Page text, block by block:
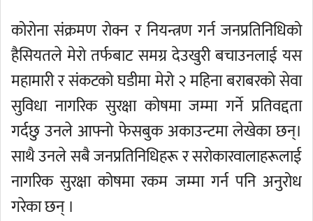
कोरोना संक्रमण रोक्न र नियन्त्रण गर्न जनप्रतिनिधिको
हैसियतले मेरो तर्फबाट समग्र देउखुरी बचाउनलाई यस
महामारी र संकटको घडीमा मेरो २ महिना बराबरको सेवा
सुविधा नागरिक सुरक्षा कोषमा जम्मा गर्ने प्रतिवद्दता
गर्दछु उनले आफ्नो फेसबुक अकाउन्टमा लेखेका छन्।
साथै उनले सबै जनप्रतिनिधिहरू र सरोकारवालाहरूलाई
नागरिक सुरक्षा कोषमा रकम जम्मा गर्न पनि अनुरोध
गरेका छन् ।